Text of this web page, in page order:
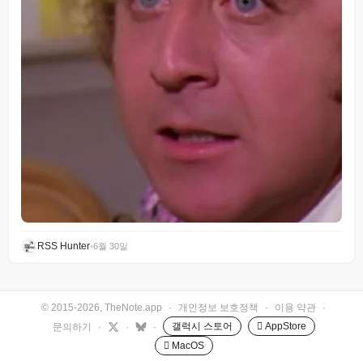
RSS Hunter•6월 30일
© 2015-2026, TheNote.app · 개인정보 보호정책 · 이용 약관
·
문의하기
· · · 갤럭시 스토어
 AppStore
 MacOS